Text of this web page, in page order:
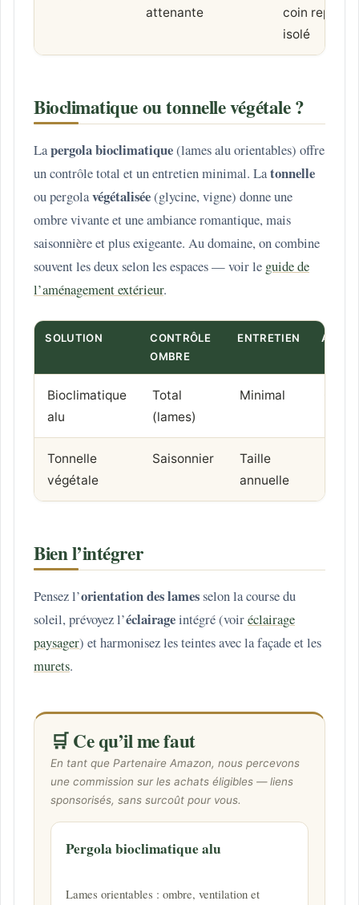
attenante
coin repas
isolé
Bioclimatique ou tonnelle végétale ?
Lapergola bioclimatique(lames alu orientables) offre
un contrôle total et un entretien minimal. Latonnelle
ou pergolavégétalisée(glycine, vigne) donne une
ombre vivante et une ambiance romantique, mais
saisonnière et plus exigeante. Au domaine, on combine
souvent les deux selon les espaces — voir le guide de
l’aménagement extérieur.
SOLUTION
CONTRÔLE
OMBRE
ENTRETIEN
Bioclimatique
alu
Total
(lames)
Minimal
Tonnelle
végétale
Saisonnier
Taille
annuelle
Bien l’intégrer
Pensez l’orientation des lamesselon la course du
soleil, prévoyez l’éclairageintégré (voiréclairage
paysager) et harmonisez les teintes avec la façade et les
murets.
🛒 Ce qu’il me faut
En tant que Partenaire Amazon, nous percevons
une commission sur les achats éligibles — liens
sponsorisés, sans surcoût pour vous.
Pergola bioclimatique alu
Lames orientables : ombre, ventilation et